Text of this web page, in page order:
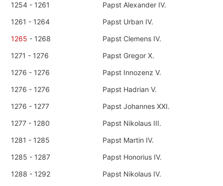
1254 - 1261
Papst Alexander IV.
1261 - 1264
Papst Urban IV.
1265 - 1268
Papst Clemens IV.
1271 - 1276
Papst Gregor X.
1276 - 1276
Papst Innozenz V.
1276 - 1276
Papst Hadrian V.
1276 - 1277
Papst Johannes XXI.
1277 - 1280
Papst Nikolaus III.
1281 - 1285
Papst Martin IV.
1285 - 1287
Papst Honorius IV.
1288 - 1292
Papst Nikolaus IV.